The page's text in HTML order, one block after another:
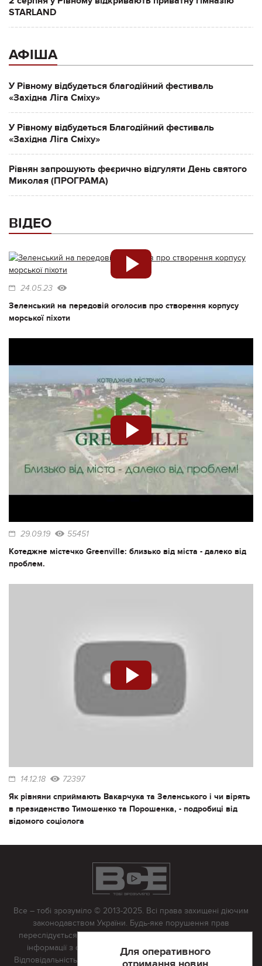
STARLAND
АФІША
У Рівному відбудеться благодійний фестиваль
«Західна Ліга Сміху»
У Рівному відбудеться Благодійний фестиваль
«Західна Ліга Сміху»
Рівнян запрошують феєрично відгуляти День святого
Миколая (ПРОГРАМА)
ВІДЕО
24.05.23
Зеленський на передовій оголосив про створення корпусу
морської піхоти
29.09.19 55451
Котеджне містечко Greenville: близько від міста - далеко від
проблем.
14.12.18 72397
Як рівняни сприймають Вакарчука та Зеленського і чи вірять
в президенство Тимошенко та Порошенка, - подробиці від
відомого соціолога
Для оперативного
Все – тобі зрозуміло © 2013-2025. Всі права захищені діючим
законодавством України. Будь-яке порушення прав
переслідується в судовому порядку. Будь-яке відтворення
інформації з сайту тільки з письмово дозволу редакції.
Відповідальність за достовірність усіх матеріалів, розміщених